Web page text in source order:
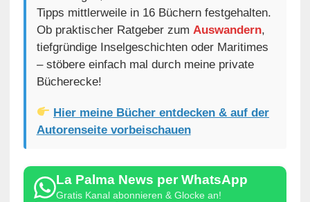
Tipps mittlerweile in 16 Büchern festgehalten.
Ob praktischer Ratgeber zum Auswandern,
tiefgründige Inselgeschichten oder Maritimes
– stöbere einfach mal durch meine private
Bücherecke!
Hier meine Bücher entdecken & auf der
Autorenseite vorbeischauen
La Palma News per WhatsApp
Gratis Kanal abonnieren & Glocke an!